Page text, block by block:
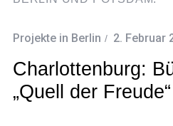
Projekte in Berlin 2. Februar
Charlottenburg:
„Quell der Freude“